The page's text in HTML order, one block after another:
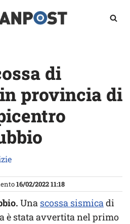
di
provincia di
16/02/2022 11:18
Una scossa sismicadi
è stata avvertita nel primo